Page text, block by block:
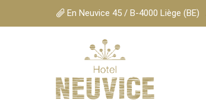
En Neuvice 45 / B-4000 Liège (BE)